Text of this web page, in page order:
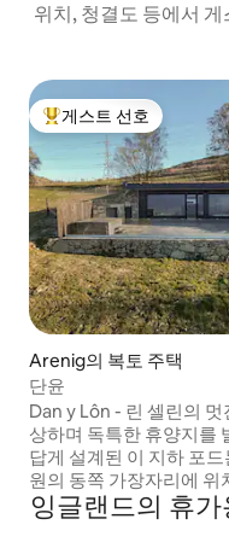
위치, 청결도 등에서
상위 게스트 선호
게스트 선호
Arenig의 복토 주택
단윤
Dan y Lôn - 린 셀린의
상하며 독특한 휴양지를
답게 설계된 이 지하 포
원의 동쪽 가장자리에 위
힐 듯 아름다운 풍경으로
다. 숙소 바로 앞에서 언
잉글랜드의 휴